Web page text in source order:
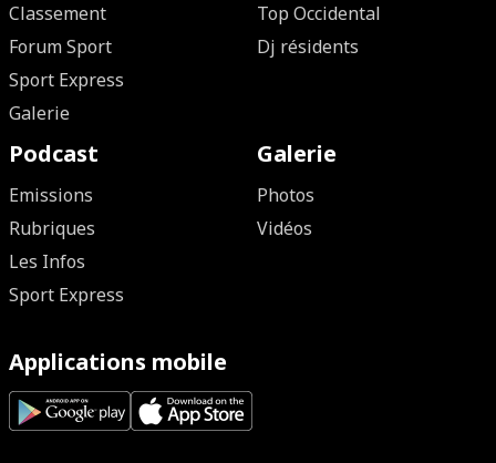
Classement
Forum Sport
Sport Express
Galerie
Top Occidental
Dj résidents
Podcast
Emissions
Rubriques
Les Infos
Sport Express
Galerie
Photos
Vidéos
Applications mobile